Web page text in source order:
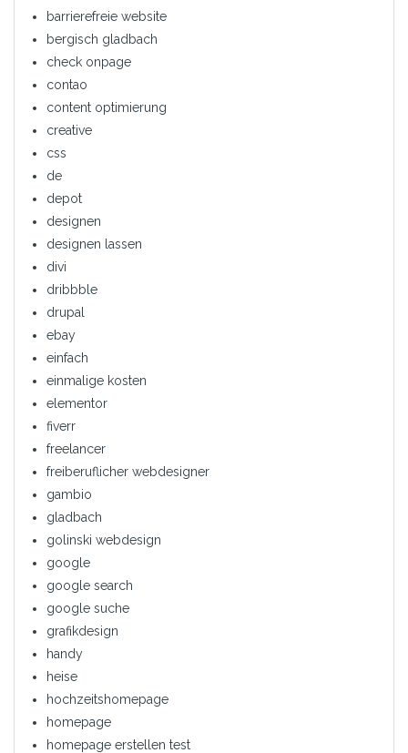
barrierefreie website
bergisch gladbach
check onpage
contao
content optimierung
creative
css
de
depot
designen
designen lassen
divi
dribbble
drupal
ebay
einfach
einmalige kosten
elementor
fiverr
freelancer
freiberuflicher webdesigner
gambio
gladbach
golinski webdesign
google
google search
google suche
grafikdesign
handy
heise
hochzeitshomepage
homepage
homepage erstellen test